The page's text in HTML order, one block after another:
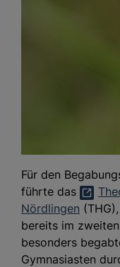
Für den
führte das
Nördlingen
bereits im
besonders
Gymnasiasten